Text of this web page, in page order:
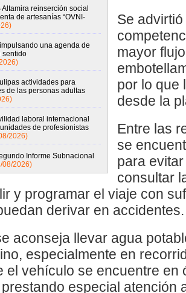
Altamira reinserción social
de artesanías “OVNI-
una agenda de
sentido
actividades para
de las personas adultas
laboral internacional
de profesionistas
2026)
Informe Subnacional
08/2026)
Se
mayor
por lo que
desde la
Entre las
se
para
consultar
y programar el viaje con
derivar en accidentes.
aconseja llevar agua
especialmente en
el vehículo se encuentre en
especial atención